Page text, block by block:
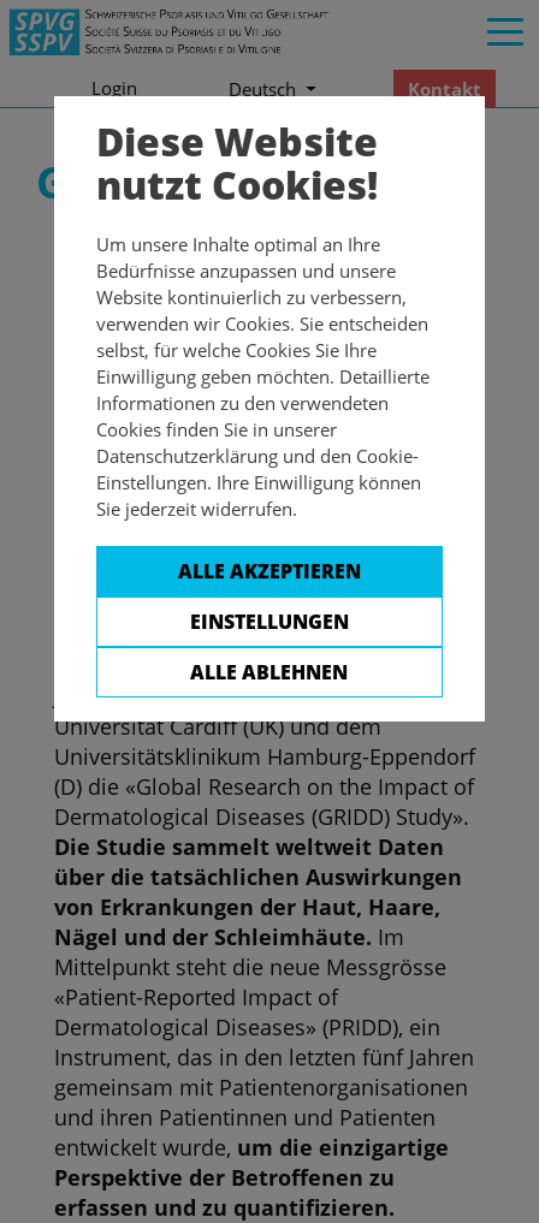
Login Deutsch Kontakt
GRIDD Studie
Weltweit durchgeführte Studie über
Hauterkrankungen
Wer lanciert die Studie und welche
Daten werden gesammelt?
GlobalSkin, die Internationale Allianz der
dermatologischen
Patientenorganisationen, startete am 5.
Juni 2023 in Zusammenarbeit mit der
Universität Cardiff (UK) und dem
Universitätsklinikum Hamburg-Eppendorf
(D) die «Global Research on the Impact of
Dermatological Diseases (GRIDD) Study».
Die Studie sammelt weltweit Daten
über die tatsächlichen Auswirkungen
von Erkrankungen der Haut, Haare,
Nägel und der Schleimhäute. Im
Mittelpunkt steht die neue Messgrösse
«Patient-Reported Impact of
Dermatological Diseases» (PRIDD), ein
Instrument, das in den letzten fünf Jahren
gemeinsam mit Patientenorganisationen
und ihren Patientinnen und Patienten
entwickelt wurde, um die einzigartige
Perspektive der Betroffenen zu
erfassen und zu quantifizieren.
Diese Website
nutzt Cookies!
Um unsere Inhalte optimal an Ihre
Bedürfnisse anzupassen und unsere
Website kontinuierlich zu verbessern,
verwenden wir Cookies. Sie entscheiden
selbst, für welche Cookies Sie Ihre
Einwilligung geben möchten. Detaillierte
Informationen zu den verwendeten
Cookies finden Sie in unserer
Datenschutzerklärung und den Cookie-
Einstellungen. Ihre Einwilligung können
Sie jederzeit widerrufen.
ALLE AKZEPTIEREN
EINSTELLUNGEN
ALLE ABLEHNEN